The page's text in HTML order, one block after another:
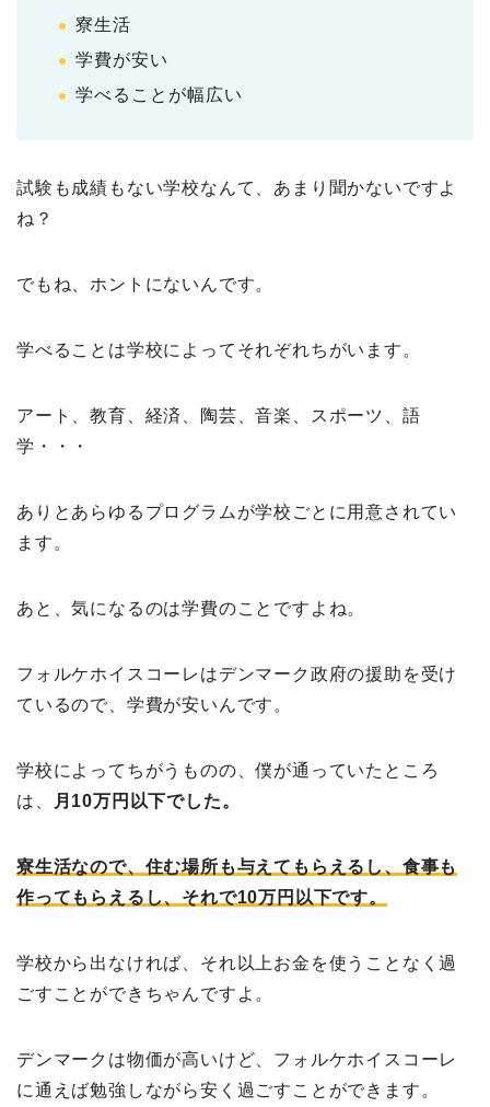
寮生活
学費が安い
学べることが幅広い
試験も成績もない学校なんて、あまり聞かないですよ
ね？
でもね、ホントにないんです。
学べることは学校によってそれぞれちがいます。
アート、教育、経済、陶芸、音楽、スポーツ、語
学・・・
ありとあらゆるプログラムが学校ごとに用意されてい
ます。
あと、気になるのは学費のことですよね。
フォルケホイスコーレはデンマーク政府の援助を受け
ているので、学費が安いんです。
学校によってちがうものの、僕が通っていたところ
は、
月10万円以下でした。
寮生活なので、住む場所も与えてもらえるし、食事も
作ってもらえるし、それで10万円以下です。
学校から出なければ、それ以上お金を使うことなく過
ごすことができちゃんですよ。
デンマークは物価が高いけど、フォルケホイスコーレ
に通えば勉強しながら安く過ごすことができます。